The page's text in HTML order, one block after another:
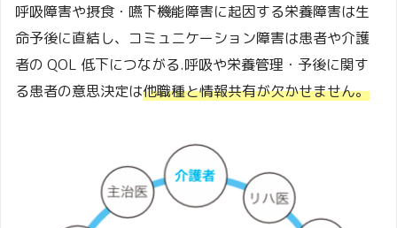
呼吸障害や摂食・嚥下機能障害に起因する栄養障害は生
命予後に直結し、コミュニケーション障害は患者や介護
者の QOL 低下につながる.呼吸や栄養管理・予後に関す
る患者の意思決定は他職種と情報共有が欠かせません。